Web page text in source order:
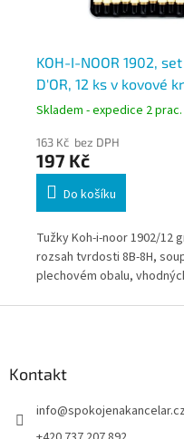
KOH-I-NOOR 1902,
D'OR, 12 ks v kovové
gradace
Skladem - expedice 2
163 Kč bez DPH
197 Kč
Do košíku
Tužky Koh-i-noor 1902/12
rozsah tvrdosti 8B-8H,
plechovém obalu,
Kontakt
info@spokojenakancelar.cz